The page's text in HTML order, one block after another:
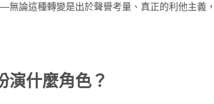
論這種轉變是出於聲譽考量、真正的利他主義
演什麼角色？